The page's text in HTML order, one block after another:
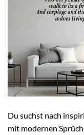
Du suchst nach
mit modernen